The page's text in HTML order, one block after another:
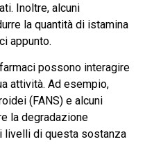
Inoltre, alcuni
la quantità di istamina
appunto.
possono interagire
attività. Ad esempio,
(FANS) e alcuni
la degradazione
livelli di questa sostanza